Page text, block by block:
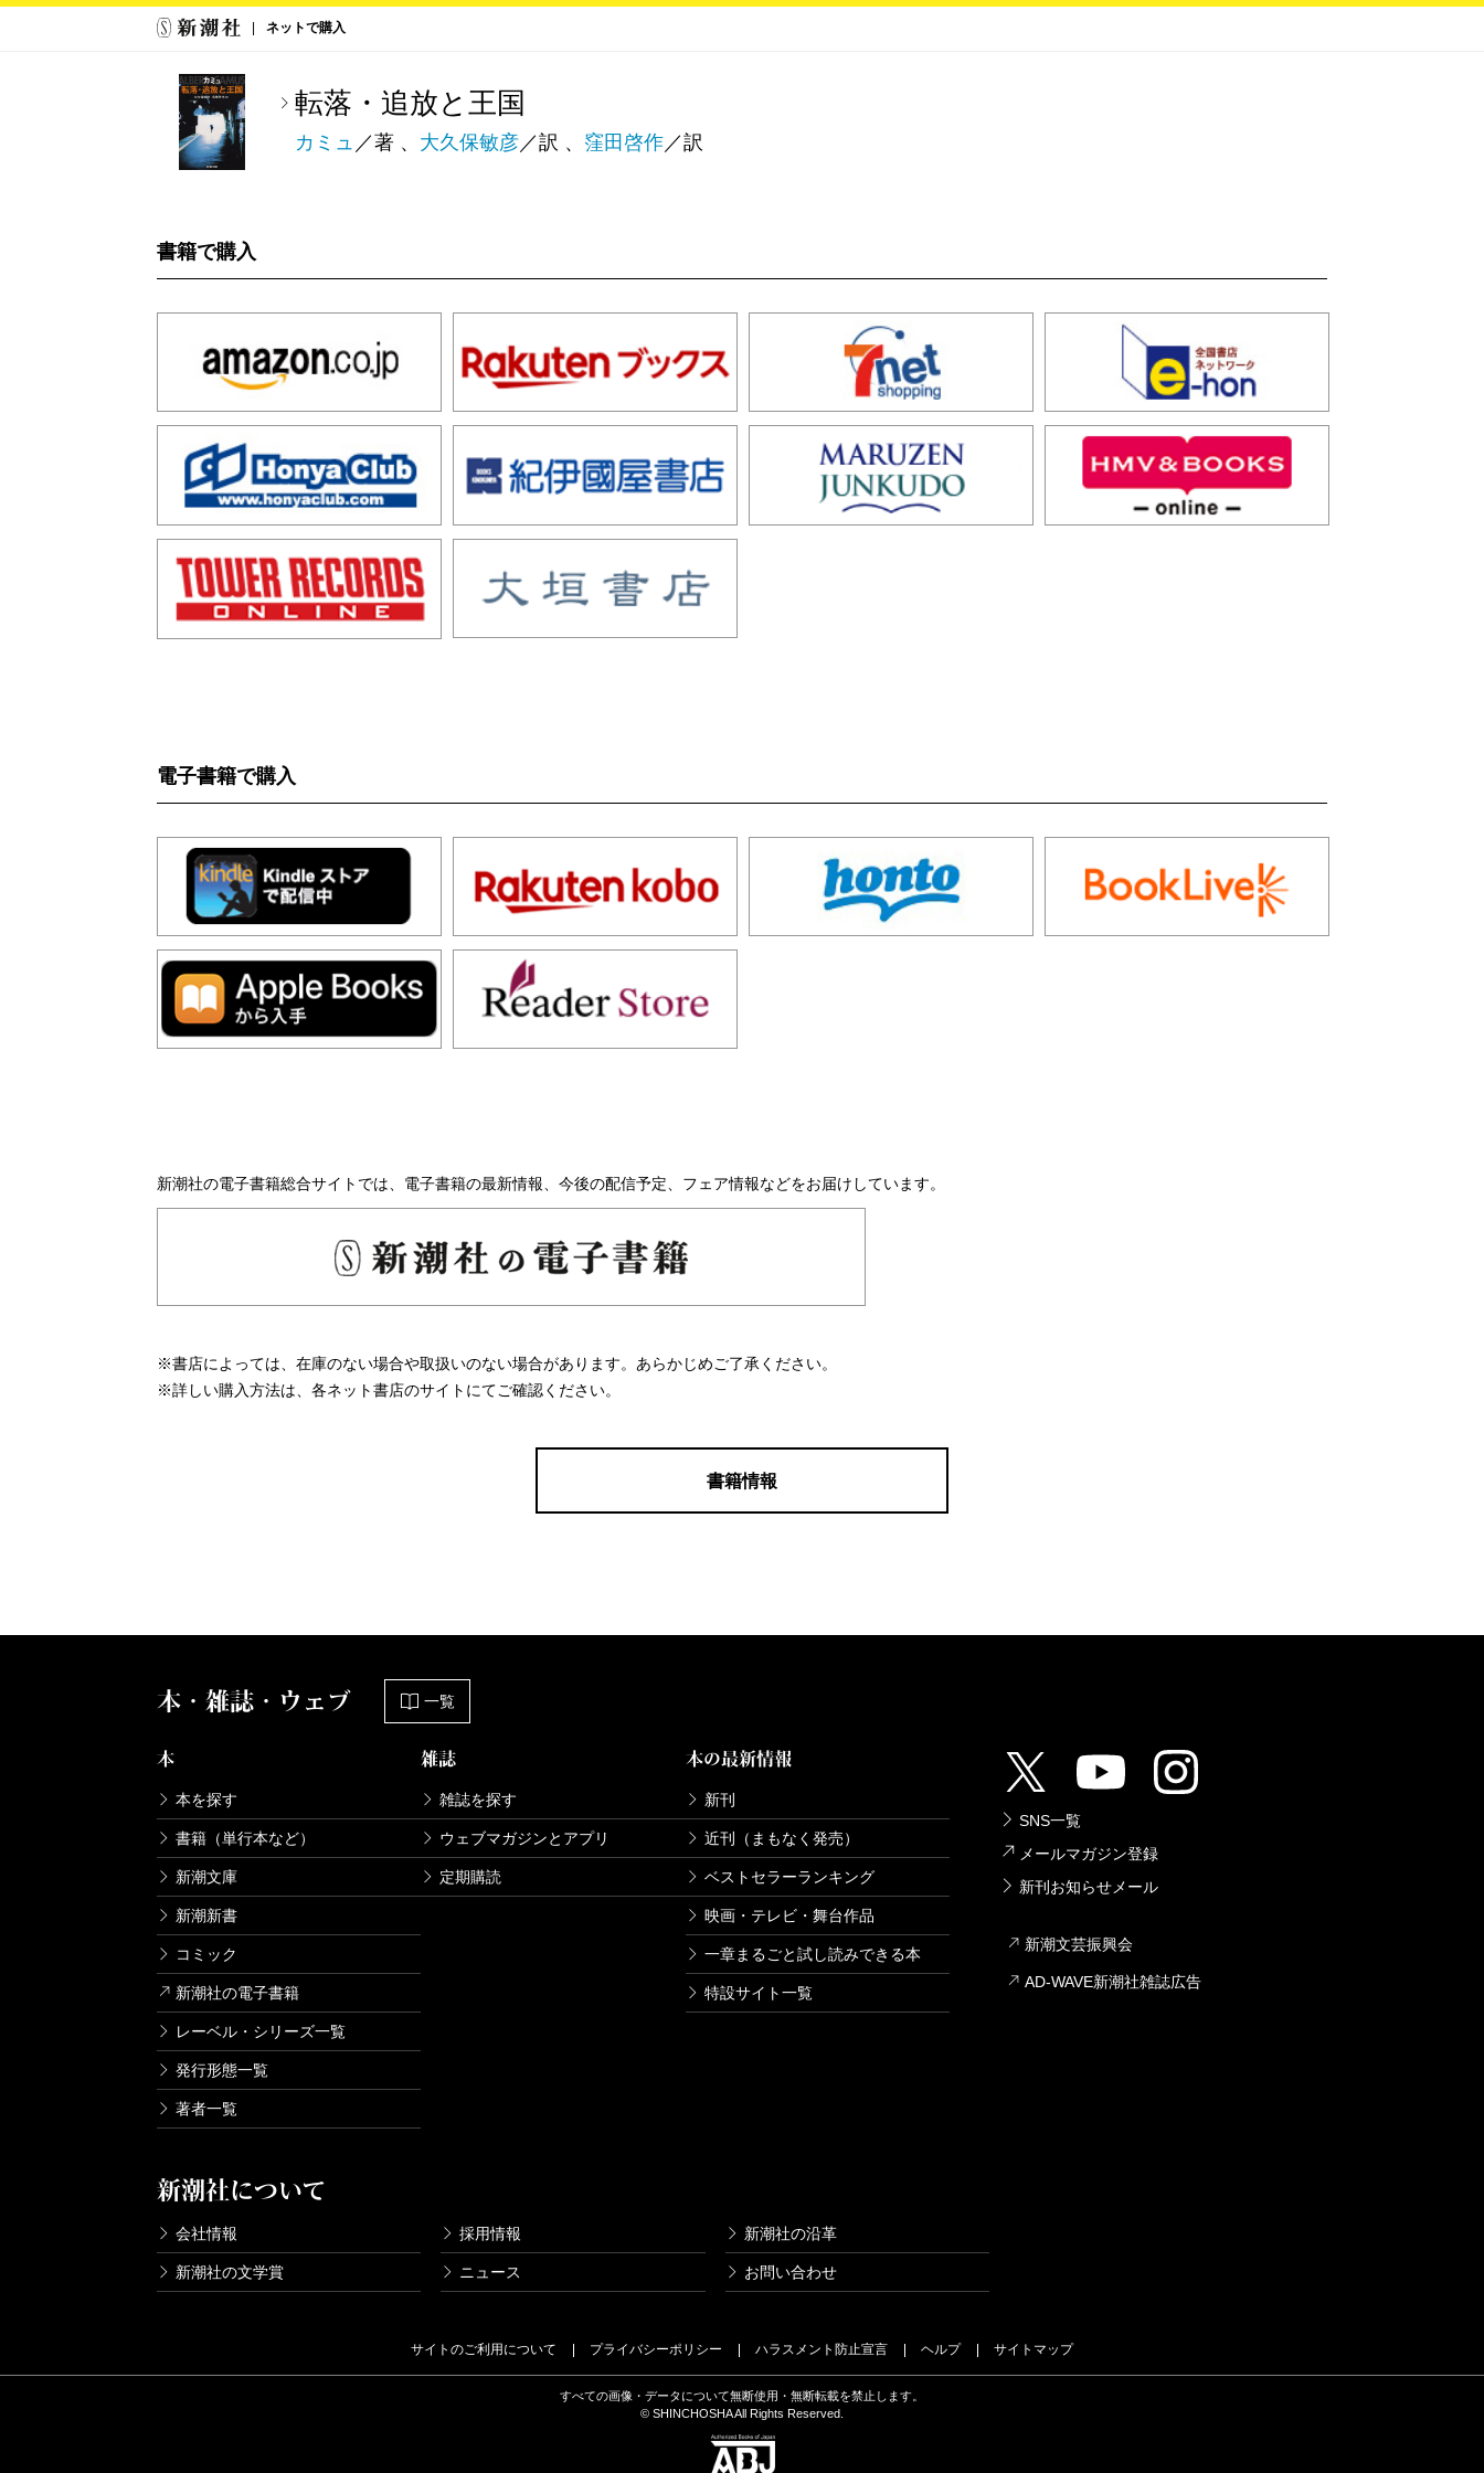
ネットで購入
転落・追放と王国
カミュ ／著 、 大久保敏彦／訳 、 窪田啓作／訳
書籍で購入
電子書籍で購入
新潮社の電子書籍総合サイトでは、電子書籍の最新情報、今後の配信予定、フェア情報などをお届けしています。
※書店によっては、在庫のない場合や取扱いのない場合があります。あらかじめご了承ください。
※詳しい購入方法は、各ネット書店のサイトにてご確認ください。
書籍情報
本・雑誌・ウェブ 一覧
本
本を探す
書籍（単行本など）
新潮文庫
新潮新書
コミック
新潮社の電子書籍
レーベル・シリーズ一覧
発行形態一覧
著者一覧
雑誌
雑誌を探す
ウェブマガジンとアプリ
定期購読
本の最新情報
新刊
近刊（まもなく発売）
ベストセラーランキング
映画・テレビ・舞台作品
一章まるごと試し読みできる本
特設サイト一覧
新潮社について
会社情報 採用情報 新潮社の沿革
新潮社の文学賞 ニュース お問い合わせ
SNS一覧
メールマガジン登録
新刊お知らせメール
新潮文芸振興会
AD-WAVE新潮社雑誌広告
サイトのご利用について プライバシーポリシー ハラスメント防止宣言 ヘルプ サイトマップ
すべての画像・データについて無断使用・無断転載を禁止します。
© SHINCHOSHA All Rights Reserved.